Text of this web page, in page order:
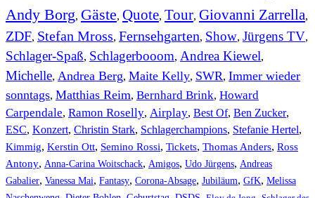
Andy Borg, Gäste, Quote, Tour, Giovanni Zarrella,
ZDF, Stefan Mross, Fernsehgarten, Show, Jürgens TV,
Schlager-Spaß, Schlagerbooom, Andrea Kiewel,
Michelle, Andrea Berg, Maite Kelly, SWR, Immer wieder
sonntags, Matthias Reim, Bernhard Brink, Howard
Carpendale, Ramon Roselly, Airplay, Best Of, Ben Zucker,
ESC, Konzert, Christin Stark, Schlagerchampions, Stefanie Hertel,
Kimmig, Kerstin Ott, Semino Rossi, Tickets, Thomas Anders, Ross
Antony, Anna-Carina Woitschack, Amigos, Udo Jürgens, Andreas
Gabalier, Vanessa Mai, Fantasy, Corona-Absage, Jubiläum, GfK, Melissa